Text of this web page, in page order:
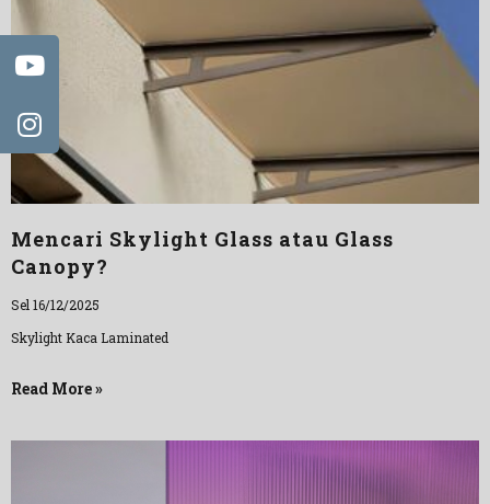
Mencari Skylight Glass atau Glass
Canopy?
Sel 16/12/2025
Skylight Kaca Laminated
Read More »